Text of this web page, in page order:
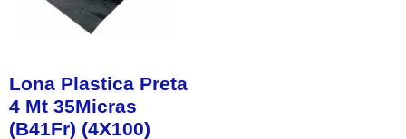
Lona Plastica Preta
4 Mt 35Micras
(B41Fr) (4X100)